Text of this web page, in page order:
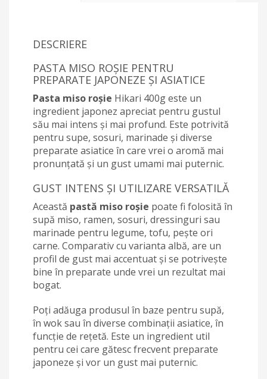
DESCRIERE
PASTA MISO ROȘIE PENTRU
PREPARATE JAPONEZE ȘI ASIATICE
Pasta miso roșie Hikari 400g este un
ingredient japonez apreciat pentru gustul
său mai intens și mai profund. Este potrivită
pentru supe, sosuri, marinade și diverse
preparate asiatice în care vrei o aromă mai
pronunțată și un gust umami mai puternic.
GUST INTENS ȘI UTILIZARE VERSATILĂ
Această pastă miso roșie poate fi folosită în
supă miso, ramen, sosuri, dressinguri sau
marinade pentru legume, tofu, pește ori
carne. Comparativ cu varianta albă, are un
profil de gust mai accentuat și se potrivește
bine în preparate unde vrei un rezultat mai
bogat.
Poți adăuga produsul în baze pentru supă,
în wok sau în diverse combinații asiatice, în
funcție de rețetă. Este un ingredient util
pentru cei care gătesc frecvent preparate
japoneze și vor un gust mai puternic.